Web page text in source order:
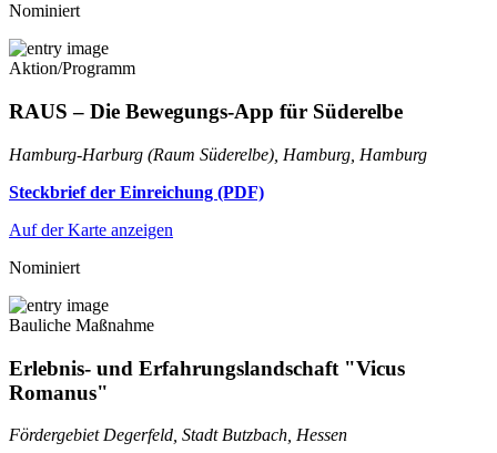
Nominiert
Aktion/Programm
RAUS – Die Bewegungs-App für Süderelbe
Hamburg-Harburg (Raum Süderelbe), Hamburg, Hamburg
Steckbrief der Einreichung (PDF)
Auf der Karte anzeigen
Nominiert
Bauliche Maßnahme
Erlebnis- und Erfahrungslandschaft "Vicus
Romanus"
Fördergebiet Degerfeld, Stadt Butzbach, Hessen